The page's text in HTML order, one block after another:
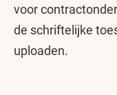
voor
de schriftelijke
uploaden.